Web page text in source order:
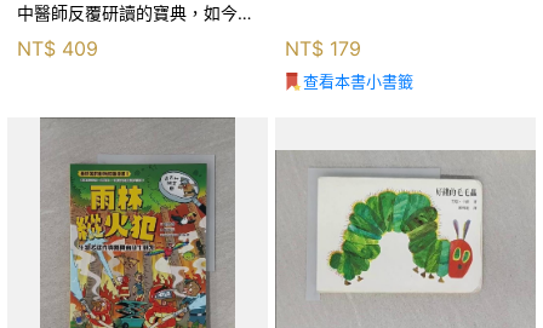
中醫師反覆研讀的寶典，如今一
般人也能實踐。12條經絡、365
個穴位白話詳解，經之所過，病
NT$ 409 NT$ 179
查看本書小書籤